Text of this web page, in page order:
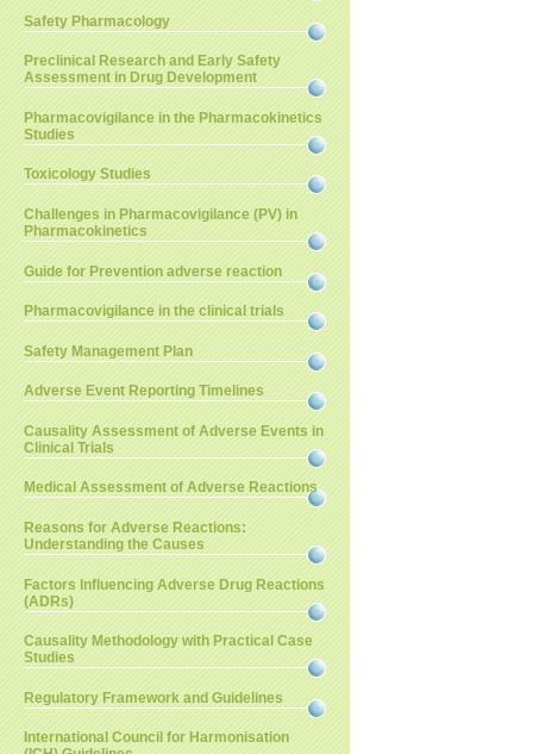
Safety Pharmacology
Preclinical Research and Early Safety
Assessment in Drug Development
Pharmacovigilance in the Pharmacokinetics
Studies
Toxicology Studies
Challenges in Pharmacovigilance (PV) in
Pharmacokinetics
Guide for Prevention adverse reaction
Pharmacovigilance in the clinical trials
Safety Management Plan
Adverse Event Reporting Timelines
Causality Assessment of Adverse Events in
Clinical Trials
Medical Assessment of Adverse Reactions
Reasons for Adverse Reactions:
Understanding the Causes
Factors Influencing Adverse Drug Reactions
(ADRs)
Causality Methodology with Practical Case
Studies
Regulatory Framework and Guidelines
International Council for Harmonisation